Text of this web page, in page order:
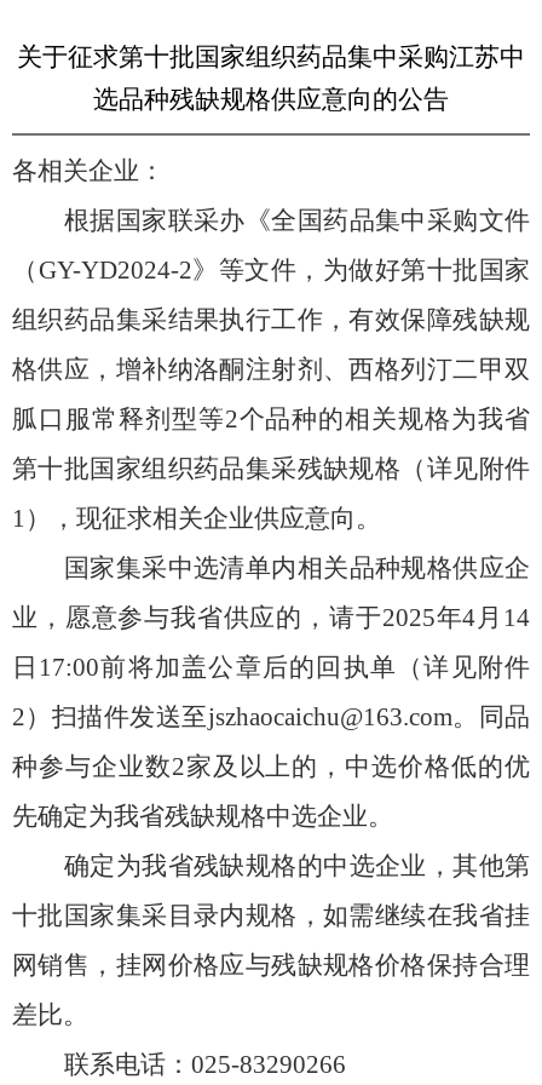
关于征求第十批国家组织药品集中采购江苏中
选品种残缺规格供应意向的公告
各相关企业：
根据国家联采办《全国药品集中采购文件
（ GY-YD2024-2》等文件，为做好第十批国家
组织药品集采结果执行工作，有效保障残缺规
格供应，增补纳洛酮注射剂、西格列汀二甲双
胍口服常释剂型等2个品种的相关规格为我省
第十批国家组织药品集采残缺规格（详见附件
1），现征求相关企业供应意向。
国家集采中选清单内相关品种规格供应企
业，愿意参与我省供应的，请于2025年4月 14
日 17:00前将加盖公章后的回执单（详见附件
2）扫描件发送至jszhaocaichu@163.com。同品
种参与企业数2家及以上的，中选价格低的优
先确定为我省残缺规格中选企业。
确定为我省残缺规格的中选企业，其他第
十批国家集采目录内规格，如需继续在我省挂
网销售，挂网价格应与残缺规格价格保持合理
差比。
联系电话： 025-83290266